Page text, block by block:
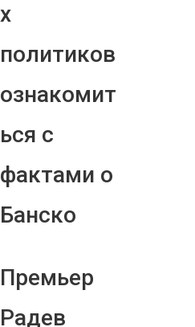
х
политиков
ознакомит
ься с
фактами о
Банско
Премьер
Радев